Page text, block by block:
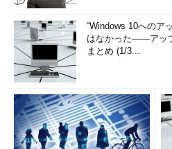
“Windows 10へのア
はなかった――アッ
まとめ (1/3...